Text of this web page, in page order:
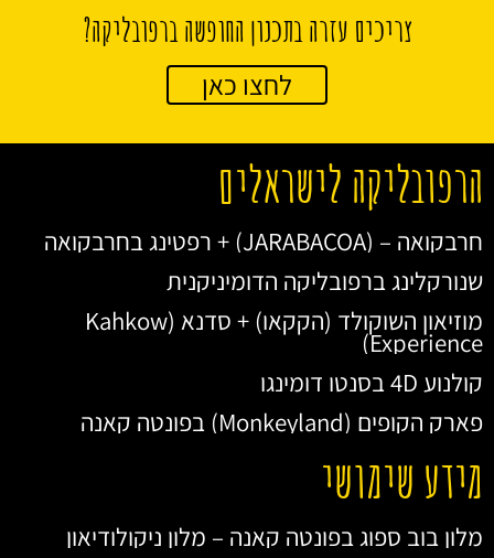
צריכים עזרה בתכנון החופשה ברפובליקה?
לחצו כאן
הרפובליקה לישראלים
חרבקואה – (JARABACOA) + רפטינג בחרבקואה
שנורקלינג ברפובליקה הדומיניקנית
מוזיאון השוקולד (הקקאו) + סדנא (Kahkow
Experience)
קולנוע 4D בסנטו דומינגו
פארק הקופים (Monkeyland) בפונטה קאנה
מידע שימושי
מלון בוב ספוג בפונטה קאנה – מלון ניקולודיאון